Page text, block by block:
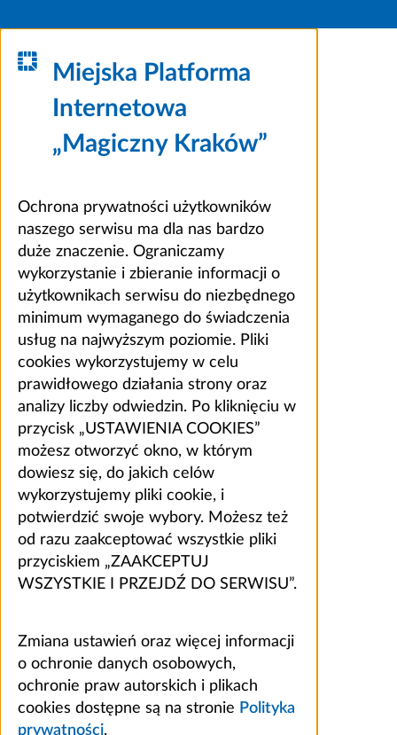
Miejska Platforma
Internetowa
„Magiczny Kraków”
Ochrona prywatności użytkowników
naszego serwisu ma dla nas bardzo
duże znaczenie. Ograniczamy
wykorzystanie i zbieranie informacji o
użytkownikach serwisu do niezbędnego
minimum wymaganego do świadczenia
usług na najwyższym poziomie. Pliki
cookies wykorzystujemy w celu
prawidłowego działania strony oraz
analizy liczby odwiedzin. Po kliknięciu w
przycisk „USTAWIENIA COOKIES”
możesz otworzyć okno, w którym
dowiesz się, do jakich celów
wykorzystujemy pliki cookie, i
potwierdzić swoje wybory. Możesz też
od razu zaakceptować wszystkie pliki
przyciskiem „ZAAKCEPTUJ
WSZYSTKIE I PRZEJDŹ DO SERWISU”.
Zmiana ustawień oraz więcej informacji
o ochronie danych osobowych,
ochronie praw autorskich i plikach
cookies dostępne są na stronie Polityka
prywatności.